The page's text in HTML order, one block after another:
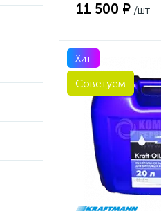
11 500 ₽ /шт
Хит
Советуем